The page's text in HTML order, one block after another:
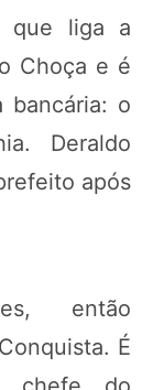
que liga a
Choça e é
bancária: o
Deraldo
após
então
É